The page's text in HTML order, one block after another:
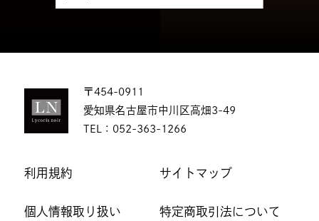
〒454-0911
愛知県名古屋市中川区高畑3-49
TEL： 052-363-1266
利用規約 サイトマップ
個人情報取り扱い 特定商取引法について